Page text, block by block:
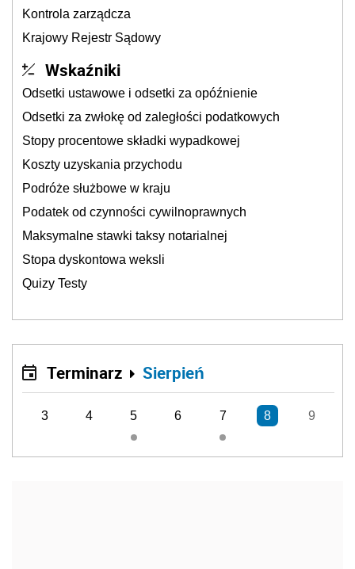
Kontrola zarządcza
Krajowy Rejestr Sądowy
Wskaźniki
Odsetki ustawowe i odsetki za opóźnienie
Odsetki za zwłokę od zaległości podatkowych
Stopy procentowe składki wypadkowej
Koszty uzyskania przychodu
Podróże służbowe w kraju
Podatek od czynności cywilnoprawnych
Maksymalne stawki taksy notarialnej
Stopa dyskontowa weksli
Quizy Testy
Terminarz Sierpień
3 4 5 6 7 8 9